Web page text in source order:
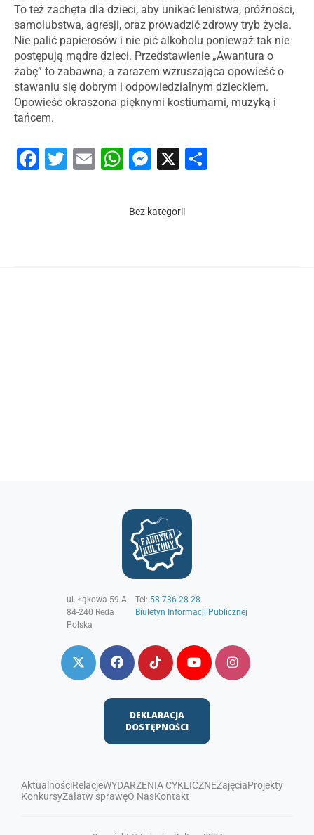
To też zachęta dla dzieci, aby unikać lenistwa, próżności,
samolubstwa, agresji, oraz prowadzić zdrowy tryb życia.
Nie palić papierosów i nie pić alkoholu ponieważ tak nie
postępują mądre dzieci. Przedstawienie „Awantura o
żabę” to zabawna, a zarazem wzruszająca opowieść o
stawaniu się dobrym i odpowiedzialnym dzieckiem.
Opowieść okraszona pięknymi kostiumami, muzyką i
tańcem.
Facebook
Twitter
EmailWhatsApp
Messenger
X
Bez kategorii
ul. Łąkowa 59 A
84-240 Reda
Polska
Tel: 58 736 28 28
Biuletyn Informacji Publicznej
DEKLARACJA
DOSTĘPNOŚCI
AktualnościRelacjeWYDARZENIA CYKLICZNEZajęciaProjekty
KonkursyZałatw sprawęO NasKontakt